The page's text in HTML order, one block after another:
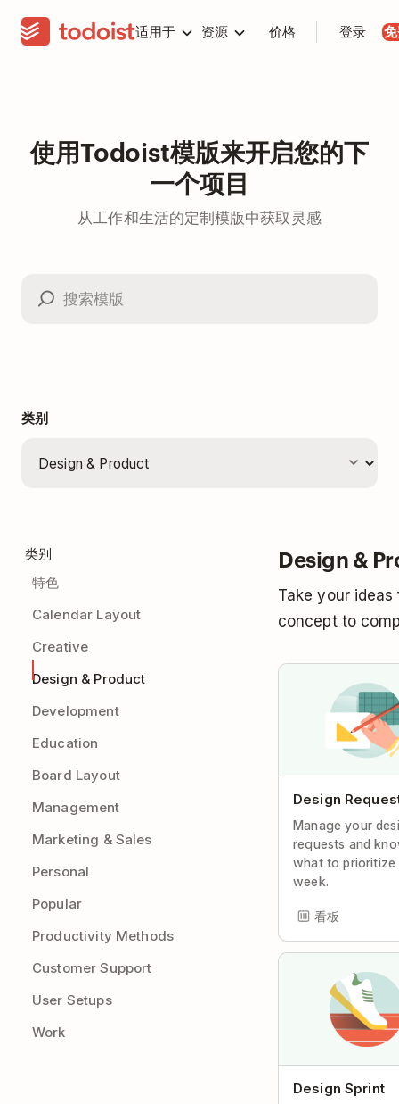
适用于 资源 价格 登录
使用Todoist模版来开启您的下
一个项目
从工作和生活的定制模版中获取灵感
类别
类别
特色
Calendar Layout
Creative
Design & Product
Development
Education
Board Layout
Management
Marketing & Sales
Personal
Popular
Productivity Methods
Customer Support
User Setups
Work
Design &
Take your ideas
concept to
Design
Manage your
requests and
what to prioritize
week.
看板
Design Sprint